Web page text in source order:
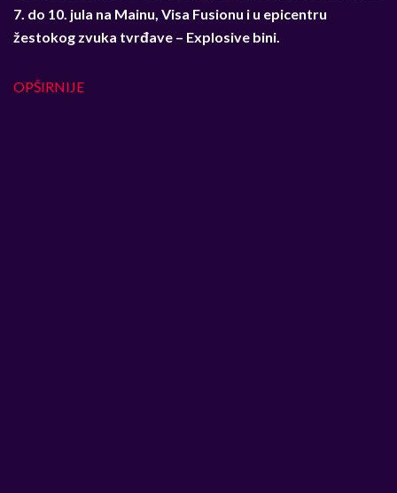
7. do 10. jula na Mainu, Visa Fusionu i u epicentru
žestokog zvuka tvrđave – Explosive bini.
OPŠIRNIJE